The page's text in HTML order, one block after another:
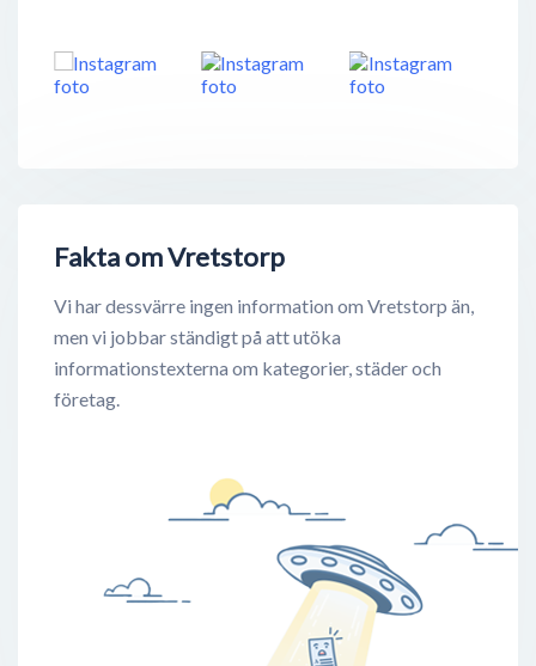
Fakta om Vretstorp
Vi har dessvärre ingen information om Vretstorp än,
men vi jobbar ständigt på att utöka
informationstexterna om kategorier, städer och
företag.